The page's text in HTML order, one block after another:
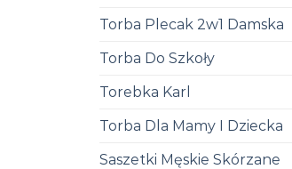
Torba Plecak 2w1 Damska
Torba Do Szkoły
Torebka Karl
Torba Dla Mamy I Dziecka
Saszetki Męskie Skórzane